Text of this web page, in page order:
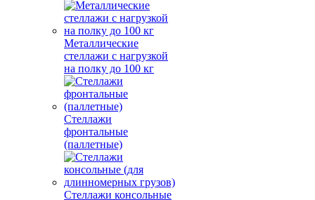
Металлические
стеллажи с нагрузкой
на полку до 100 кг
Стеллажи
фронтальные
(паллетные)
Стеллажи консольные